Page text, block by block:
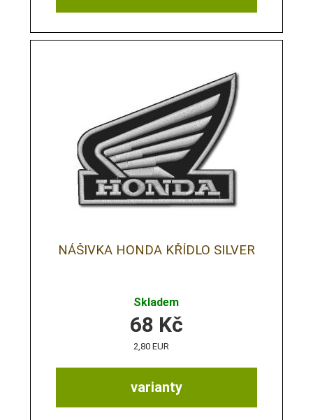
NÁŠIVKA HONDA KŘÍDLO SILVER
Skladem
varianty
68 Kč
2,80 EUR